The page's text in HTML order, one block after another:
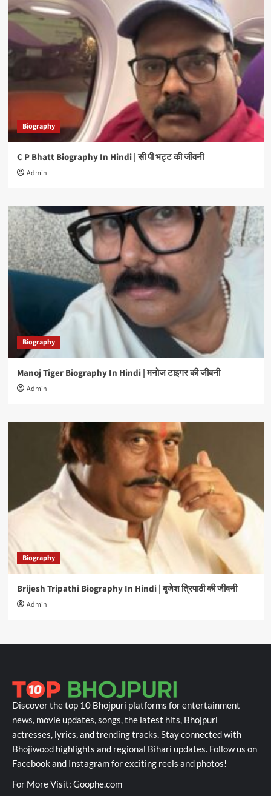
Biography
C P Bhatt Biography In Hindi | सी पी भट्ट की जीवनी
Admin
Biography
Manoj Tiger Biography In Hindi | मनोज टाइगर की जीवनी
Admin
Biography
Brijesh Tripathi Biography In Hindi | बृजेश त्रिपाठी की जीवनी
Admin
Discover the top 10 Bhojpuri platforms for entertainment
news, movie updates, songs, the latest hits, Bhojpuri
actresses, lyrics, and trending tracks. Stay connected with
Bhojiwood highlights and regional Bihari updates. Follow us on
Facebook and Instagram for exciting reels and photos!
For More Visit: Goophe.com